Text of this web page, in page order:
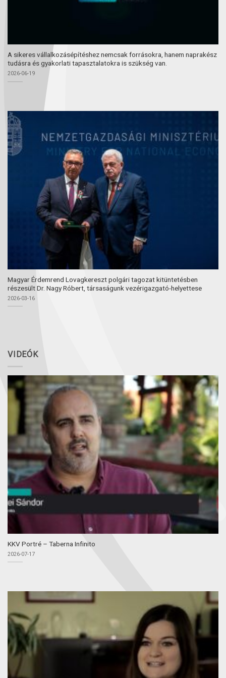
A sikeres vállalkozásépítéshez nemcsak forrásokra, hanem naprakész
tudásra és gyakorlati tapasztalatokra is szükség van.
2026-06-19
Magyar Érdemrend Lovagkereszt polgári tagozat kitüntetésben
részesült Dr. Nagy Róbert, társaságunk vezérigazgató-helyettese
2026-03-16
VIDEÓK
KKV Portré – Taberna Infinito
2026-07-17